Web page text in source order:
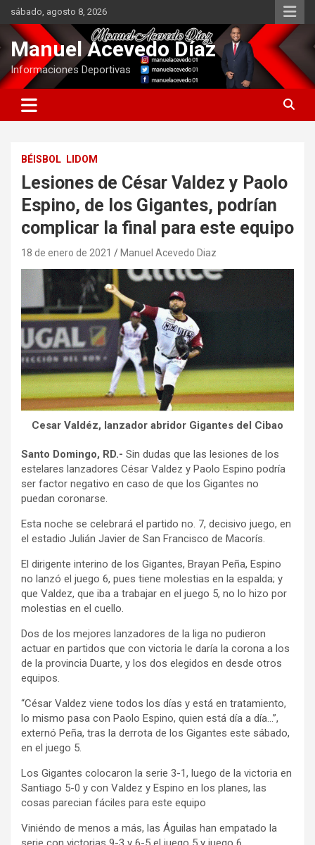
Saltar
contenido
sábado, agosto 8, 2026
Manuel Acevedo Díaz
Informaciones Deportivas
BÉISBOL LIDOM
Lesiones de César Valdez y Paolo
Espino, de los Gigantes, podrían
complicar la final para este equipo
18 de enero de 2021 Manuel Acevedo Diaz
Cesar Valdéz, lanzador abridor Gigantes del Cibao
Santo Domingo, RD.- Sin dudas que las lesiones de los
estelares lanzadores César Valdez y Paolo Espino podría
ser factor negativo en caso de que los Gigantes no
puedan coronarse.
Esta noche se celebrará el partido no. 7, decisivo juego, en
el estadio Julián Javier de San Francisco de Macorís.
El dirigente interino de los Gigantes, Brayan Peña, Espino
no lanzó el juego 6, pues tiene molestias en la espalda; y
que Valdez, que iba a trabajar en el juego 5, no lo hizo por
molestias en el cuello.
Dos de los mejores lanzadores de la liga no pudieron
actuar en partidos que con victoria le daría la corona a los
de la provincia Duarte, y los dos elegidos en desde otros
equipos.
“César Valdez viene todos los días y está en tratamiento,
lo mismo pasa con Paolo Espino, quien está día a día…”,
externó Peña, tras la derrota de los Gigantes este sábado,
en el juego 5.
Los Gigantes colocaron la serie 3-1, luego de la victoria en
Santiago 5-0 y con Valdez y Espino en los planes, las
cosas parecian fáciles para este equipo
Viniéndo de menos a más, las Águilas han empatado la